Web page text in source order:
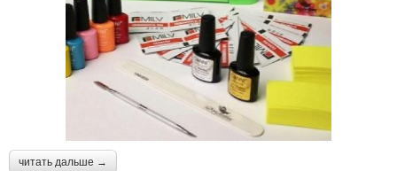
читать дальше →